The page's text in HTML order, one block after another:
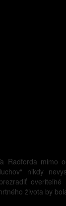
Radforda mimo
nikdy
života by